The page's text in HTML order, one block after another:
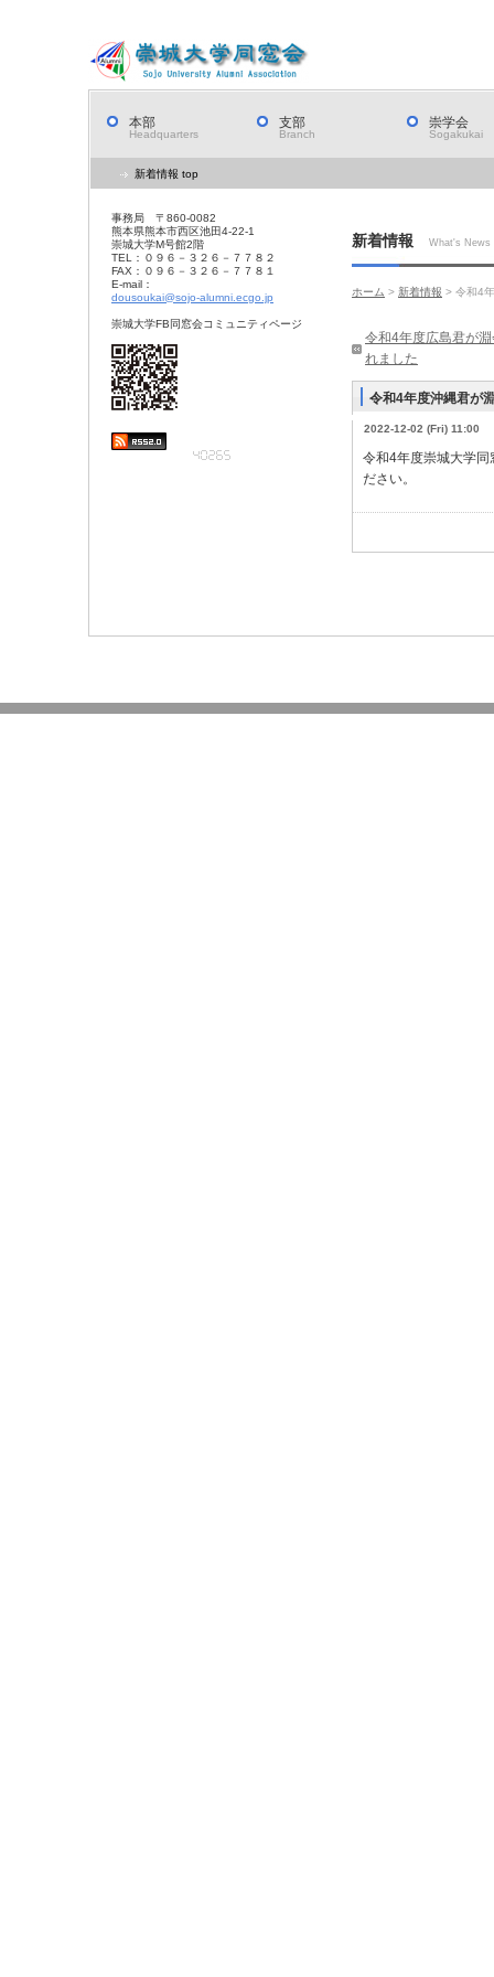
本部
Headquarters
支部
Branch
崇学会
Sogakukai
新着情報 top
新着情報 What's News
ホーム > 新着情報 > 令和4
令和4年度広島君が
れました
令和4年度沖縄君が
2022-12-02 (Fri) 11:00
令和4年度崇城大学
ださい。
事務局 〒860-0082
熊本県熊本市西区池田4-22-1
崇城大学M号館2階
TEL：０９６－３２６－７７８２
FAX：０９６－３２６－７７８１
E-mail：
dousoukai@sojo-alumni.ecgo.jp
崇城大学FB同窓会コミュニティページ